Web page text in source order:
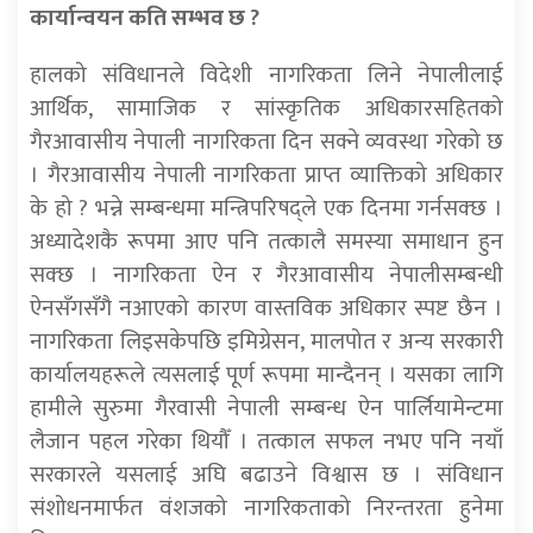
कार्यान्वयन कति सम्भव छ ?
हालको संविधानले विदेशी नागरिकता लिने नेपालीलाई
आर्थिक, सामाजिक र सांस्कृतिक अधिकारसहितको
गैरआवासीय नेपाली नागरिकता दिन सक्ने व्यवस्था गरेको छ
। गैरआवासीय नेपाली नागरिकता प्राप्त व्याक्तिको अधिकार
के हो ? भन्ने सम्बन्धमा मन्त्रिपरिषद्ले एक दिनमा गर्नसक्छ ।
अध्यादेशकै रूपमा आए पनि तत्कालै समस्या समाधान हुन
सक्छ । नागरिकता ऐन र गैरआवासीय नेपालीसम्बन्धी
ऐनसँगसँगै नआएको कारण वास्तविक अधिकार स्पष्ट छैन ।
नागरिकता लिइसकेपछि इमिग्रेसन, मालपोत र अन्य सरकारी
कार्यालयहरूले त्यसलाई पूर्ण रूपमा मान्दैनन् । यसका लागि
हामीले सुरुमा गैरवासी नेपाली सम्बन्ध ऐन पार्लियामेन्टमा
लैजान पहल गरेका थियौँ । तत्काल सफल नभए पनि नयाँ
सरकारले यसलाई अघि बढाउने विश्वास छ । संविधान
संशोधनमार्फत वंशजको नागरिकताको निरन्तरता हुनेमा